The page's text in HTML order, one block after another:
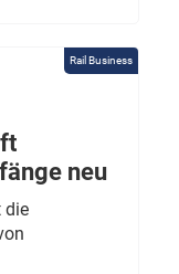
Rail Business
neu
die